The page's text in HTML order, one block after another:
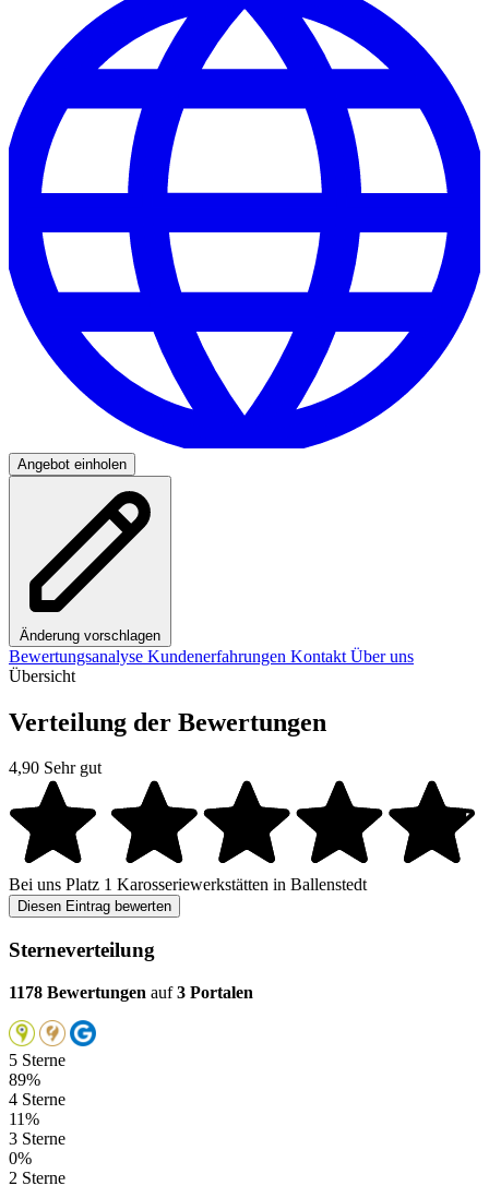
Angebot einholen
Änderung vorschlagen
Bewertungsanalyse Kundenerfahrungen Kontakt Über uns
Übersicht
Verteilung der Bewertungen
4,90 Sehr gut
Bei uns Platz 1 Karosseriewerkstätten in Ballenstedt
Diesen Eintrag bewerten
Sterneverteilung
1178 Bewertungen auf3 Portalen
5 Sterne
89%
4 Sterne
11%
3 Sterne
0%
2 Sterne